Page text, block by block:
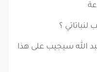
؟
الله سيجيب على هذا